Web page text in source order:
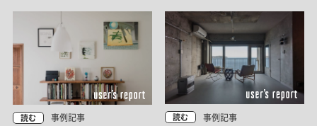
くりを紹介します。
です。まずは、たくさんの実例から
妄想を膨らませましょう！
読む 事例記事 読む 事例記事